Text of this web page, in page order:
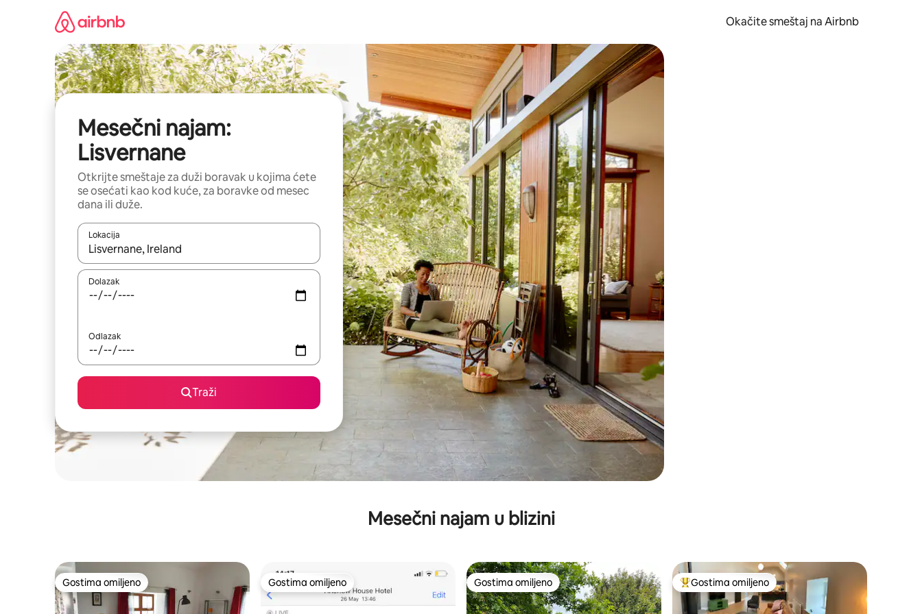
Okačite smeštaj na Airbnb
Mesečni najam:
Lisvernane
Otkrijte smeštaje za duži boravak u kojima ćete
se osećati kao kod kuće, za boravke od mesec
dana ili duže.
Lokacija
Kad su rezultati dostupni, možete da se krećete kroz njih pomoću strelica nagore i nadole, kao i da ih istražujte dodirom ili prevlačenjem.
Dolazak
Odlazak
Traži
Mesečni najam u blizini
Gostima omiljeno
Gostima omiljeno Gostima omiljeno
Gostima omiljeno Gostima omiljeno
Gostima omiljeno Najuspešniji među gostima omiljenim
Gostima omiljeno